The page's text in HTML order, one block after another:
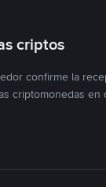
criptos
confirme la
criptomonedas en